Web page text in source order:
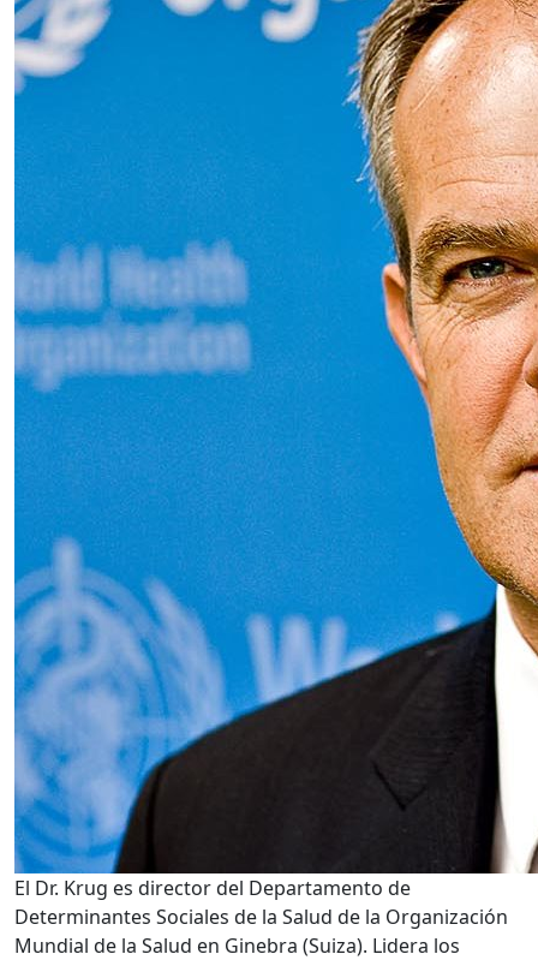
El Dr. Krug es director del Departamento de
Determinantes Sociales de la Salud de la Organización
Mundial de la Salud en Ginebra (Suiza). Lidera los